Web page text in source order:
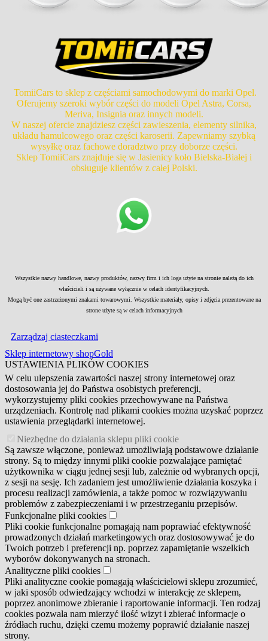
TomiiCars to sklep z częściami samochodowymi do marki Opel.
Oferujemy szeroki wybór części do modeli Opel Astra, Corsa,
Meriva, Insignia oraz innych modeli.
W naszej ofercie znajdziesz części zawieszenia, elementy silnika,
układu hamulcowego oraz części karoserii. Zapewniamy szybką
wysyłkę oraz fachowe doradztwo przy doborze części.
Sklep TomiiCars znajduje się w Jasienicy koło Bielska-Białej i
obsługuje klientów z całej Polski.
Wszystkie nazwy handlowe, nazwy produktów, nazwy firm i ich loga użyte na stronie należą do ich
właścicieli i są używane wyłącznie w celach identyfikacyjnych.
Mogą być one zastrzeżonymi znakami towarowymi. Wszystkie materiały, opisy i zdjęcia prezentowane na
strone użyte są w celach informacyjnych
Zarządzaj ciasteczkami
Sklep internetowy shopGold
USTAWIENIA PLIKÓW COOKIES
W celu ulepszenia zawartości naszej strony internetowej oraz
dostosowania jej do Państwa osobistych preferencji,
wykorzystujemy pliki cookies przechowywane na Państwa
urządzeniach. Kontrolę nad plikami cookies można uzyskać poprzez
ustawienia przeglądarki internetowej.
Niezbędne do działania sklepu pliki cookie
Są zawsze włączone, ponieważ umożliwiają podstawowe działanie
strony. Są to między innymi pliki cookie pozwalające pamiętać
użytkownika w ciągu jednej sesji lub, zależnie od wybranych opcji,
z sesji na sesję. Ich zadaniem jest umożliwienie działania koszyka i
procesu realizacji zamówienia, a także pomoc w rozwiązywaniu
problemów z zabezpieczeniami i w przestrzeganiu przepisów.
Funkcjonalne pliki cookies
Pliki cookie funkcjonalne pomagają nam poprawiać efektywność
prowadzonych działań marketingowych oraz dostosowywać je do
Twoich potrzeb i preferencji np. poprzez zapamiętanie wszelkich
wyborów dokonywanych na stronach.
Analityczne pliki cookies
Pliki analityczne cookie pomagają właścicielowi sklepu zrozumieć,
w jaki sposób odwiedzający wchodzi w interakcję ze sklepem,
poprzez anonimowe zbieranie i raportowanie informacji. Ten rodzaj
cookies pozwala nam mierzyć ilość wizyt i zbierać informacje o
źródłach ruchu, dzięki czemu możemy poprawić działanie naszej
strony.